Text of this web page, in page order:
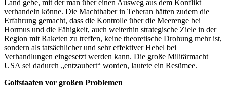
Land gebe, mit der man über einen Ausweg aus dem Konflikt
verhandeln könne. Die Machthaber in Teheran hätten zudem die
Erfahrung gemacht, dass die Kontrolle über die Meerenge bei
Hormus und die Fähigkeit, auch weiterhin strategische Ziele in der
Region mit Raketen zu treffen, keine theoretische Drohung mehr ist,
sondern als tatsächlicher und sehr effektiver Hebel bei
Verhandlungen eingesetzt werden kann. Die große Militärmacht
USA sei dadurch „entzaubert“ worden, lautete ein Resümee.
Golfstaaten vor großen Problemen